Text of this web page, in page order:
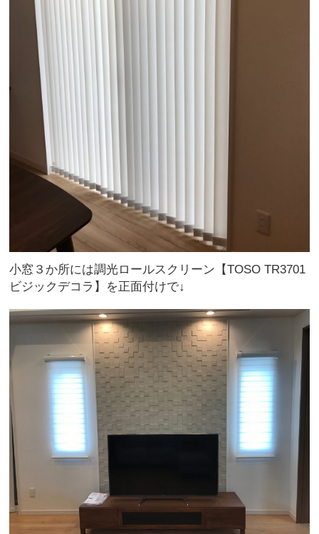
小窓３か所には調光ロールスクリーン【TOSO TR3701
ビジックデコラ】を正面付けで↓